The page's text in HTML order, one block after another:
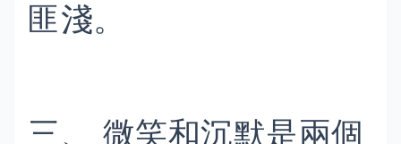
匪淺。
三、 微笑和沉默是兩個